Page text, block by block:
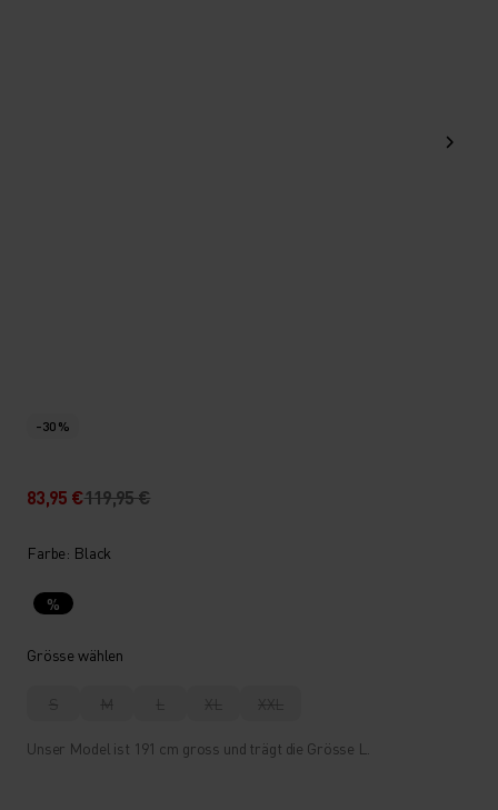
-30 %
83,95 €119,95 €
Farbe: Black
%
Grösse wählen
S M L XL XXL
Unser Model ist 191 cm gross und trägt die Grösse L.